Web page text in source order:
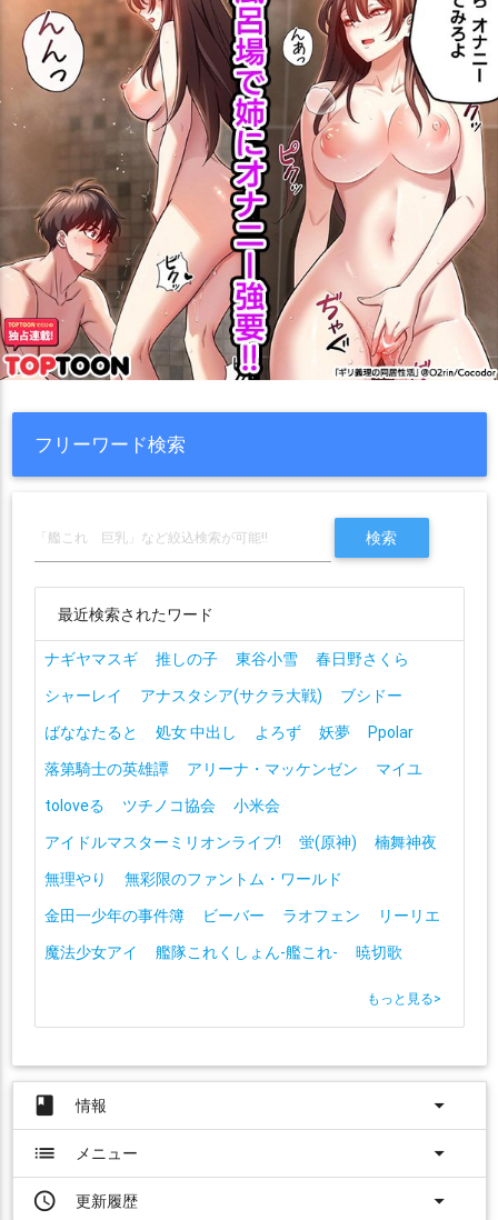
フリーワード検索
最近検索されたワード
ナギヤマスギ 推しの子 東谷小雪
春日野さくら
シャーレイ
アナスタシア(サクラ大戦)
ブシドー
ばななたると
処女 中出し よろず 妖夢
Ppolar
落第騎士の英雄譚
アリーナ・マッケンゼン
マイユ
toloveる
ツチノコ協会
小米会
アイドルマスターミリオンライブ!
蛍(原神)
楠舞神夜
無理やり
無彩限のファントム・ワールド
金田一少年の事件簿
ビーバー ラオフェン
リーリエ
魔法少女アイ
艦隊これくしょん-艦これ- 暁切歌
もっと見る>
book 情報
arrow_drop_down
list
メニュー
arrow_drop_down
access_time
更新履歴 arrow_drop_down